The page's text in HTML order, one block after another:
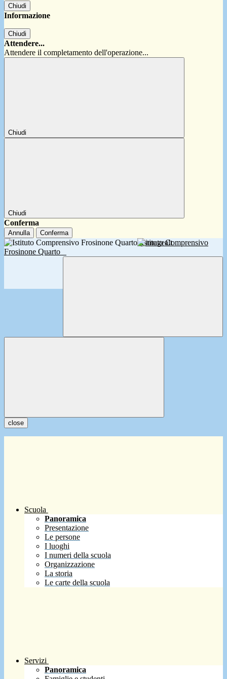
Chiudi
Informazione
Chiudi
Attendere...
Attendere il completamento dell'operazione...
Chiudi
Chiudi
Conferma
Annulla Conferma
Istituto Comprensivo
Frosinone Quarto
close
Scuola
Panoramica
Presentazione
Le persone
I luoghi
I numeri della scuola
Organizzazione
La storia
Le carte della scuola
Servizi
Panoramica